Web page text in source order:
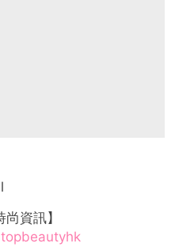
資訊】
topbeautyhk